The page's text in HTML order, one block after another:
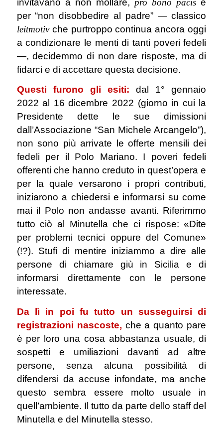
invitavano a non mollare, pro bono pacis e
per “non disobbedire al padre” ― classico
leitmotiv che purtroppo continua ancora oggi
a condizionare le menti di tanti poveri fedeli
―, decidemmo di non dare risposte, ma di
fidarci e di accettare questa decisione.
Questi furono gli esiti:
dal 1° gennaio
2022 al 16 dicembre 2022 (giorno in cui la
Presidente dette le sue dimissioni
dall’Associazione “San Michele Arcangelo”),
non sono più arrivate le offerte mensili dei
fedeli per il Polo Mariano. I poveri fedeli
offerenti che hanno creduto in quest’opera e
per la quale versarono i propri contributi,
iniziarono a chiedersi e informarsi su come
mai il Polo non andasse avanti. Riferimmo
tutto ciò al Minutella che ci rispose: «Dite
per problemi tecnici oppure del Comune»
(!?). Stufi di mentire iniziammo a dire alle
persone di chiamare giù in Sicilia e di
informarsi direttamente con le persone
interessate.
Da lì in poi fu tutto un susseguirsi di
registrazioni nascoste, che a quanto pare
è per loro una cosa abbastanza usuale, di
sospetti e umiliazioni davanti ad altre
persone, senza alcuna possibilità di
difendersi da accuse infondate, ma anche
questo sembra essere molto usuale in
quell’ambiente. Il tutto da parte dello staff del
Minutella e del Minutella stesso.